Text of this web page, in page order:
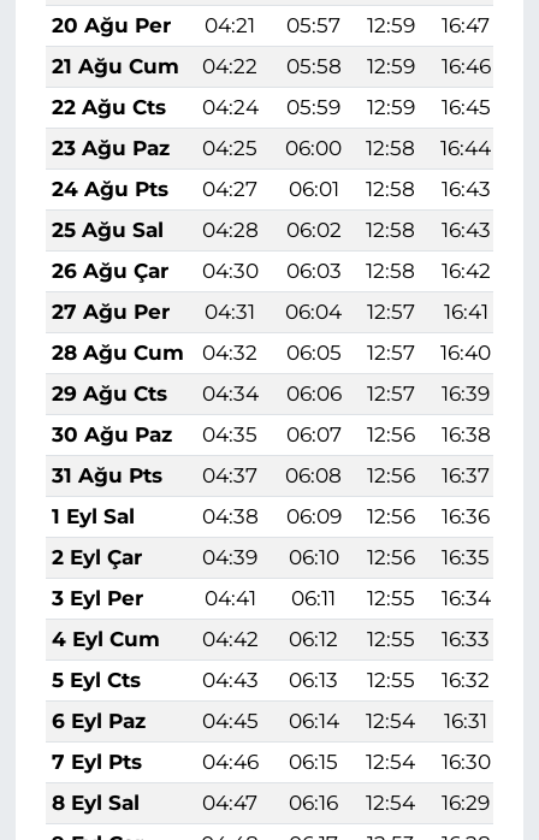
20 Ağu Per
04:21 05:57 12:59 16:47
21 Ağu Cum
04:22 05:58 12:59 16:46
22 Ağu Cts
04:24 05:59 12:59 16:45
23 Ağu Paz
04:25 06:00 12:58 16:44
24 Ağu Pts
04:27 06:01 12:58 16:43
25 Ağu Sal
04:28 06:02 12:58 16:43
26 Ağu Çar
04:30 06:03 12:58 16:42
27 Ağu Per
04:31 06:04 12:57 16:41
28 Ağu Cum
04:32 06:05 12:57 16:40
29 Ağu Cts
04:34 06:06 12:57 16:39
30 Ağu Paz
04:35 06:07 12:56 16:38
31 Ağu Pts
04:37 06:08 12:56 16:37
1 Eyl Sal
04:38 06:09 12:56 16:36
2 Eyl Çar
04:39 06:10 12:56 16:35
3 Eyl Per
04:41 06:11 12:55 16:34
4 Eyl Cum
04:42 06:12 12:55 16:33
5 Eyl Cts
04:43 06:13 12:55 16:32
6 Eyl Paz
04:45 06:14 12:54 16:31
7 Eyl Pts
04:46 06:15 12:54 16:30
8 Eyl Sal
04:47 06:16 12:54 16:29